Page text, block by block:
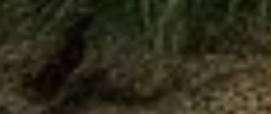
pour un assainissement efficace de vos
des eaux usées, notamment les
sur les déchets humains. Ce système